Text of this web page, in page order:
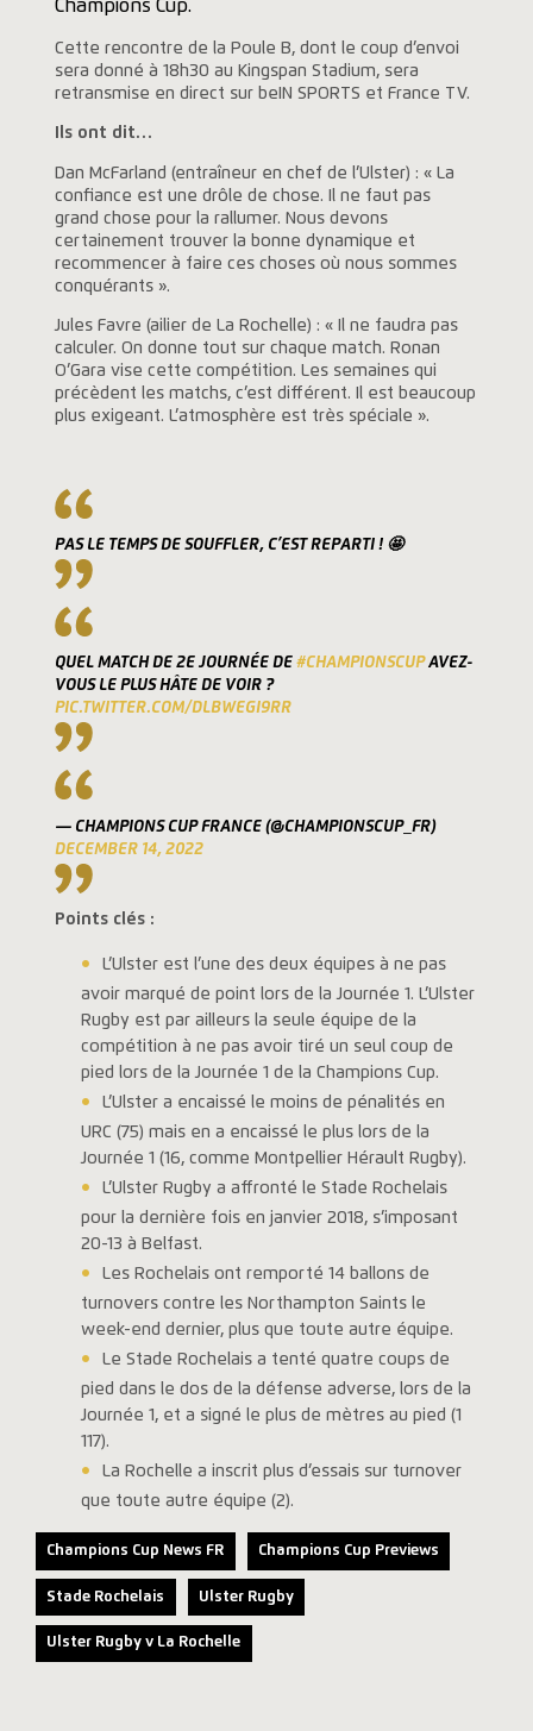
Champions Cup.
Cette rencontre de la Poule B, dont le coup d’envoi
sera donné à 18h30 au Kingspan Stadium, sera
retransmise en direct sur beIN SPORTS et France TV.
Ils ont dit…
Dan McFarland (entraîneur en chef de l’Ulster) : « La
confiance est une drôle de chose.
Il ne faut pas
grand chose pour la rallumer. Nous devons
certainement trouver la bonne dynamique et
recommencer à faire ces choses où nous sommes
conquérants ».
Jules Favre (ailier de La Rochelle) : «Il ne faudra pas
calculer. On donne tout sur chaque match. Ronan
O’Gara vise cette compétition. Les semaines qui
précèdent les matchs, c’est différent. Il est beaucoup
plus exigeant. L’atmosphère est très spéciale ».
PAS LE TEMPS DE SOUFFLER, C’EST REPARTI ! 🤩
QUEL MATCH DE 2E JOURNÉE DE #CHAMPIONSCUPAVEZ-
VOUS LE PLUS HÂTE DE VOIR ?
PIC.TWITTER.COM/DLBWEGI9RR
— CHAMPIONS CUP FRANCE (@CHAMPIONSCUP_FR)
DECEMBER 14, 2022
Points clés :
L’Ulster est l’une des deux équipes à ne pas
avoir marqué de point lors de la Journée 1. L’Ulster
Rugby est par ailleurs la seule équipe de la
compétition à ne pas avoir tiré un seul coup de
pied lors de la Journée 1 de la Champions Cup.
L’Ulster a encaissé le moins de pénalités en
URC (75) mais en a encaissé le plus lors de la
Journée 1 (16, comme Montpellier Hérault Rugby).
L’Ulster Rugby a affronté le Stade Rochelais
pour la dernière fois en janvier 2018, s’imposant
20-13 à Belfast.
Les Rochelais ont remporté 14 ballons de
turnovers contre les Northampton Saints le
week-end dernier, plus que toute autre équipe.
Le Stade Rochelais a tenté quatre coups de
pied dans le dos de la défense adverse, lors de la
Journée 1, et a signé le plus de mètres au pied (1
117).
La Rochelle a inscrit plus d’essais sur turnover
que toute autre équipe (2).
Champions Cup News FR Champions Cup Previews
Stade Rochelais Ulster Rugby
Ulster Rugby v La Rochelle